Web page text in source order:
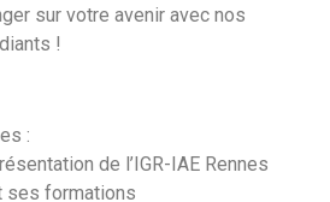
sur votre avenir avec nos
!
:
de l’IGR-IAE Rennes
ses formations